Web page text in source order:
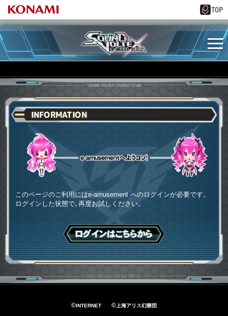
INFORMATION
このページのご利用にはe-amusement へのログインが必要です。
ログインした状態で､再度お試しください。
ログインはこちら
©INTERNET ©上海アリス幻樂団